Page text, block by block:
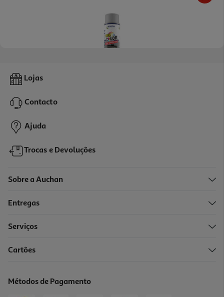
Spray Bostik 600ºgraus Antracite 400ml
6,29 €
Lojas
Contacto
Ajuda
Trocas e Devoluções
Sobre a Auchan
Entregas
Serviços
Cartões
Métodos de Pagamento